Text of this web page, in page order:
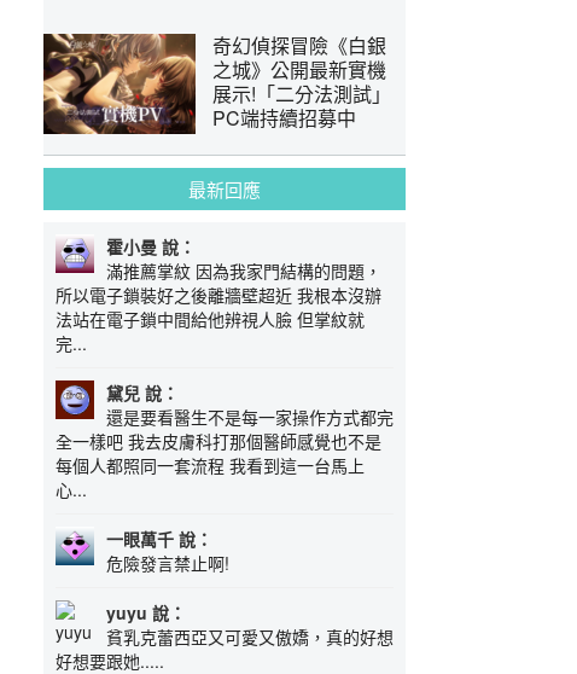
奇幻偵探冒險《白銀
之城》公開最新實機
展示!「二分法測試」
PC端持續招募中
最新回應
霍小曼 說：
滿推薦掌紋 因為我家門結構的問題，
所以電子鎖裝好之後離牆壁超近 我根本沒辦
法站在電子鎖中間給他辨視人臉 但掌紋就
完...
黛兒 說：
還是要看醫生不是每一家操作方式都完
全一樣吧 我去皮膚科打那個醫師感覺也不是
每個人都照同一套流程 我看到這一台馬上
心...
一眼萬千 說：
危險發言禁止啊!
yuyu 說：
貧乳克蕾西亞又可愛又傲嬌，真的好想
好想要跟她.....